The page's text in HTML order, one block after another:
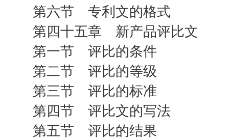
第六节 专利文的格式
第四十五章 新产品评比文
第一节 评比的条件
第二节 评比的等级
第三节 评比的标准
第四节 评比文的写法
第五节 评比的结果